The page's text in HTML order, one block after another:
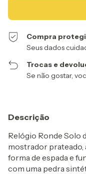
Compra
Seus dados
Trocas e
Se não gostar,
Descrição
Relógio Ronde Solo
mostrador
forma de espada e
com uma pedra